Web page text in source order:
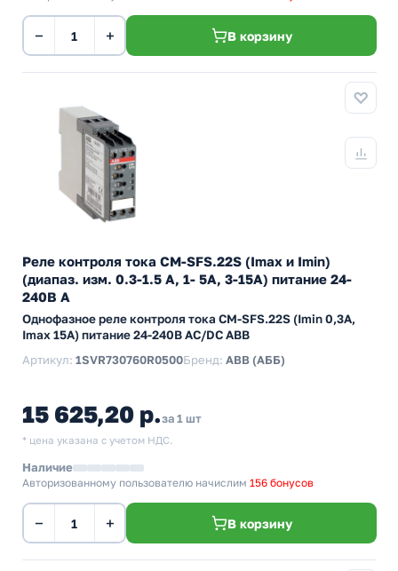
− + В корзину
Реле контроля тока CM-SFS.22S (Imax и Imin)
(диапаз. изм. 0.3-1.5 А, 1- 5A, 3-15A) питание 24-
240В A
Однофазное реле контроля тока CM-SFS.22S (Imin 0,3A,
Imax 15A) питание 24-240В AC/DC ABB
Артикул: 1SVR730760R0500Бренд: ABB (АББ)
15 625,20 р.за 1 шт
* цена указана с учетом НДС.
Наличие
Авторизованному пользователю начислим 156 бонусов
− + В корзину